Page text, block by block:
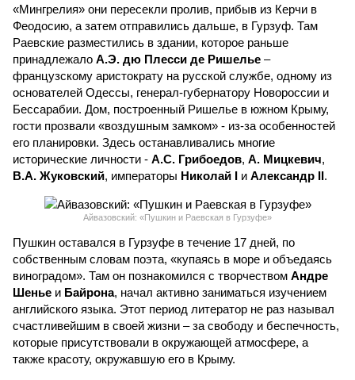
«Мингрелия» они пересекли пролив, прибыв из Керчи в
Феодосию, а затем отправились дальше, в Гурзуф. Там
Раевские разместились в здании, которое раньше
принадлежало А.Э. дю Плесси де Ришелье –
французскому аристократу на русской службе, одному из
основателей Одессы, генерал-губернатору Новороссии и
Бессарабии. Дом, построенный Ришелье в южном Крыму,
гости прозвали «воздушным замком» - из-за особенностей
его планировки. Здесь останавливались многие
исторические личности - А.С. Грибоедов, А. Мицкевич,
В.А. Жуковский, императоры Николай I и Александр II.
Айвазовский: «Пушкин и Раевская в Гурзуфе»
Пушкин оставался в Гурзуфе в течение 17 дней, по
собственным словам поэта, «купаясь в море и объедаясь
виноградом». Там он познакомился с творчеством Андре
Шенье и Байрона, начал активно заниматься изучением
английского языка. Этот период литератор не раз называл
счастливейшим в своей жизни – за свободу и беспечность,
которые присутствовали в окружающей атмосфере, а
также красоту, окружавшую его в Крыму.